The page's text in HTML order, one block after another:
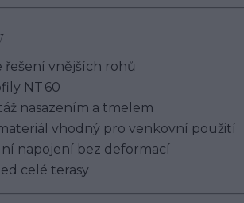
řešení vnějších rohů
NT 60
nasazením a tmelem
vhodný pro venkovní použití
napojení bez deformací
celé terasy